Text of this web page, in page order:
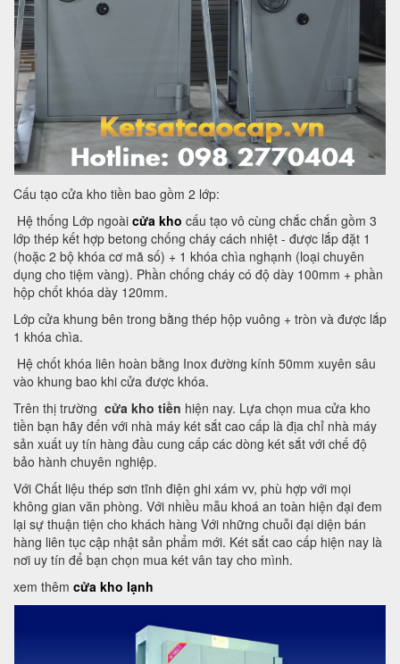
Cấu tạo cửa kho tiền bao gồm 2 lớp:
Hệ thống Lớp ngoài cửa kho cấu tạo vô cùng chắc chắn gồm 3
lớp thép kết hợp betong chống cháy cách nhiệt - được lắp đặt 1
(hoặc 2 bộ khóa cơ mã số) + 1 khóa chìa nghạnh (loại chuyên
dụng cho tiệm vàng). Phần chống cháy có độ dày 100mm + phần
hộp chốt khóa dày 120mm.
Lớp cửa khung bên trong bằng thép hộp vuông + tròn và được lắp
1 khóa chìa.
Hệ chốt khóa liên hoàn bằng Inox đường kính 50mm xuyên sâu
vào khung bao khi cửa được khóa.
Trên thị trường cửa kho tiền hiện nay. Lựa chọn mua cửa kho
tiền bạn hãy đến với nhà máy két sắt cao cấp là địa chỉ nhà máy
sản xuất uy tín hàng đầu cung cấp các dòng két sắt với chế độ
bảo hành chuyên nghiệp.
Với Chất liệu thép sơn tĩnh điện ghi xám vv, phù hợp với mọi
không gian văn phòng. Với nhiều mẫu khoá an toàn hiện đại đem
lại sự thuận tiện cho khách hàng Với những chuỗi đại diện bán
hàng liên tục cập nhật sản phẩm mới. Két sắt cao cấp hiện nay là
nơi uy tín để bạn chọn mua két vân tay cho mình.
xem thêm cửa kho lạnh